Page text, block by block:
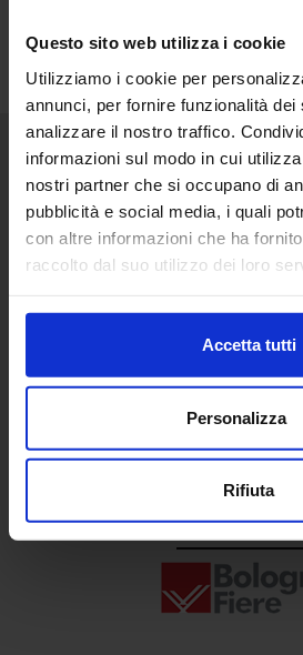
Questo sito web utilizza i cookie
Utilizziamo i cookie per
annunci, per fornire funzionalità dei
analizzare il nostro traffico.
informazioni sul modo in cui
nostri partner che si occupano di
pubblicità e social media, i quali
con altre informazioni che ha
raccolto dal suo utilizzo dei loro
Accetta tutti
Personalizza
Rifiuta
Senaf srl
+ 39
Progetto e